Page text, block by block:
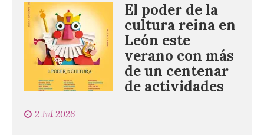
El poder de la
cultura reina en
León este
verano con más
de un centenar
de actividades
2 Jul 2026